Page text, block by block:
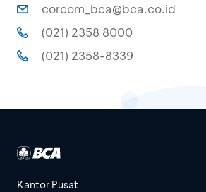
corcom_bca@bca.co.id
(021) 2358 8000
(021) 2358-8339
Kantor Pusat